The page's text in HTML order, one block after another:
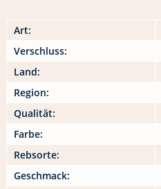
Art:
Verschluss:
Land:
Region:
Qualität:
Farbe:
Rebsorte:
Geschmack: